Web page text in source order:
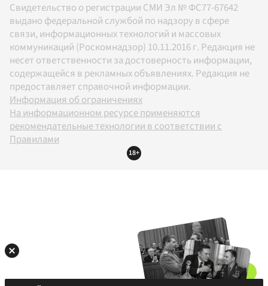
Свидетельство о регистрации СМИ Эл № ФС77-67642
выдано федеральной службой по надзору в сфере
связи, информационных технологий и массовых
коммуникаций (Роскомнадзор) 10.11.2016 г. Редакция не
несет ответственности за достоверность информации,
содержащейся в рекламных объявлениях. Редакция не
предоставляет справочной информации.
Информация об ограничениях
На информационном ресурсе применяются
рекомендательные технологии в соответствии с
Правилами
18+